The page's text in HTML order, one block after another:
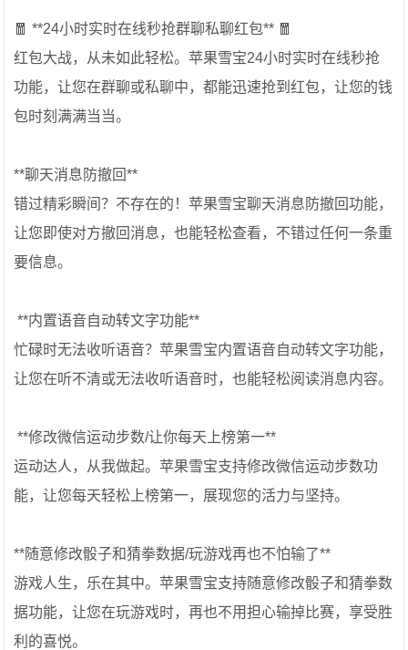
🧧 **24小时实时在线秒抢群聊私聊红包** 🧧
红包大战，从未如此轻松。苹果雪宝24小时实时在线秒抢
功能，让您在群聊或私聊中，都能迅速抢到红包，让您的钱
包时刻满满当当。
**聊天消息防撤回**
错过精彩瞬间？不存在的！苹果雪宝聊天消息防撤回功能，
让您即使对方撤回消息，也能轻松查看，不错过任何一条重
要信息。
️ **内置语音自动转文字功能** ️
忙碌时无法收听语音？苹果雪宝内置语音自动转文字功能，
让您在听不清或无法收听语音时，也能轻松阅读消息内容。
‍️ **修改微信运动步数/让你每天上榜第一** ‍️
运动达人，从我做起。苹果雪宝支持修改微信运动步数功
能，让您每天轻松上榜第一，展现您的活力与坚持。
**随意修改骰子和猜拳数据/玩游戏再也不怕输了**
游戏人生，乐在其中。苹果雪宝支持随意修改骰子和猜拳数
据功能，让您在玩游戏时，再也不用担心输掉比赛，享受胜
利的喜悦。